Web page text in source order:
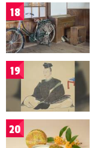
18
19
20